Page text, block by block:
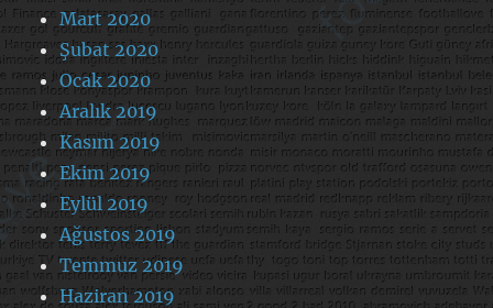
Mart 2020
Şubat 2020
Ocak 2020
Aralık 2019
Kasım 2019
Ekim 2019
Eylül 2019
Ağustos 2019
Temmuz 2019
Haziran 2019